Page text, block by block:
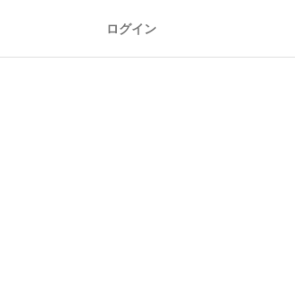
ログイン